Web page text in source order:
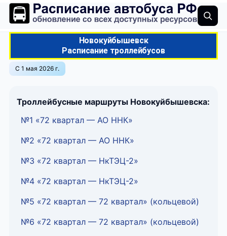
Новокуйбышевск
Расписание троллейбусов
С 1 мая 2026 г.
Троллейбусные маршруты Новокуйбышевска:
№1 «72 квартал — АО ННК»
№2 «72 квартал — АО ННК»
№3 «72 квартал — НкТЭЦ-2»
№4 «72 квартал — НкТЭЦ-2»
№5 «72 квартал — 72 квартал» (кольцевой)
№6 «72 квартал — 72 квартал» (кольцевой)